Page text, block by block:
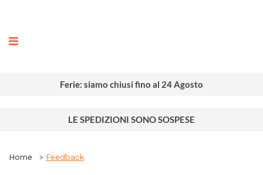
Ferie: siamo chiusi fino al 24 Agosto
LE SPEDIZIONI SONO SOSPESE
Home Feedback